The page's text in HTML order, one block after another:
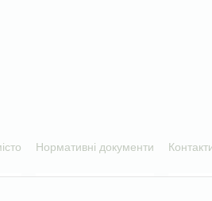
Нормативні документи